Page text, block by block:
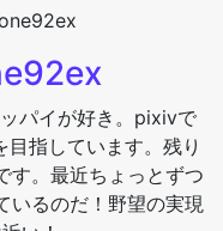
パイが好き。pixivで
目指しています。残り
す。最近ちょっとずつ
いるのだ！野望の実現